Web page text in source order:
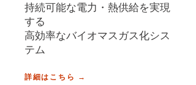
持続可能な電力・熱供給を実現
する
高効率なバイオマスガス化シス
テム
詳細はこちら →